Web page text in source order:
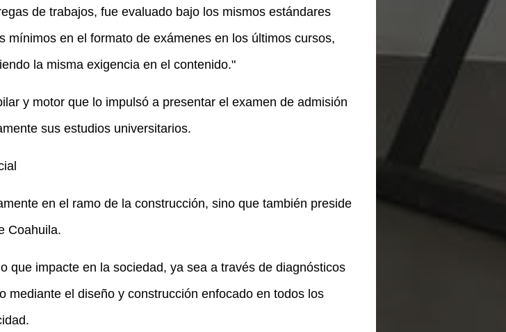
de trabajos, fue evaluado bajo los mismos estándares
en el formato de exámenes en los últimos cursos,
la misma exigencia en el contenido."
y motor que lo impulsó a presentar el examen de admisión
sus estudios universitarios.
en el ramo de la construcción, sino que también preside
Coahuila.
que impacte en la sociedad, ya sea a través de diagnósticos
mediante el diseño y construcción enfocado en todos los